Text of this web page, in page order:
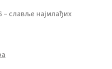
славље најмлађих